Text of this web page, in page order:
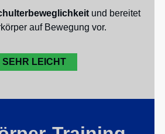
und bereitet
auf Bewegung vor.
SEHR LEICHT